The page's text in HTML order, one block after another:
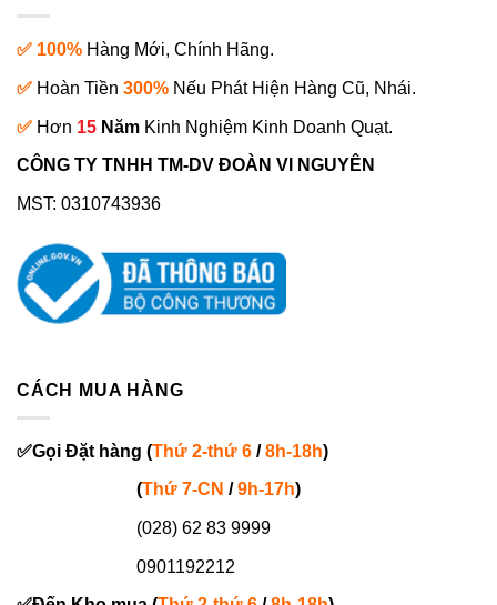
✅ 100% Hàng Mới, Chính Hãng.
✅ Hoàn Tiền 300% Nếu Phát Hiện Hàng Cũ, Nhái.
✅ Hơn 15 Năm Kinh Nghiệm Kinh Doanh Quạt.
CÔNG TY TNHH TM-DV ĐOÀN VI NGUYÊN
MST: 0310743936
CÁCH MUA HÀNG
✅Gọi Đặt hàng (Thứ 2-thứ 6 /8h-18h)
(Thứ 7-CN /9h-17h)
(028) 62 83 9999
0901192212